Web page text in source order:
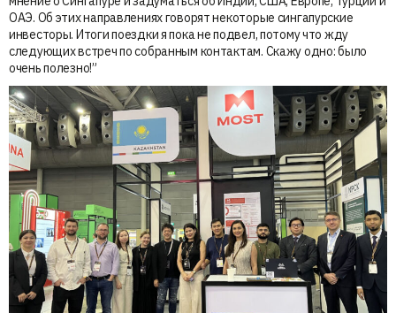
ОАЭ. Об этих направлениях говорят некоторые сингапурские
инвесторы. Итоги поездки я пока не подвел, потому что жду
следующих встреч по собранным контактам. Скажу одно: было
очень полезно!”